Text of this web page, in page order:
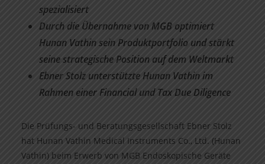
spezialisiert
Durch die Übernahme von MGB optimiert
Hunan Vathin sein Produktportfolio und stärkt
seine strategische Position auf dem Weltmarkt
Ebner Stolz unterstützte Hunan Vathin im
Rahmen einer Financial und Tax Due Diligence
Die Prüfungs- und Beratungsgesellschaft Ebner Stolz
hat Hunan Vathin Medical Instruments Co., Ltd. (Hunan
Vathin) beim Erwerb von MGB Endoskopische Geräte